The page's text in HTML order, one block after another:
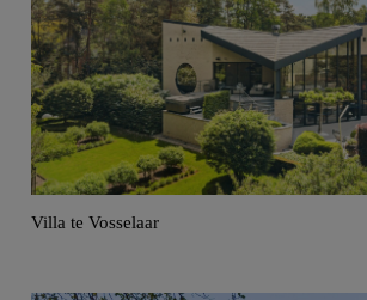
Villa te Vosselaar